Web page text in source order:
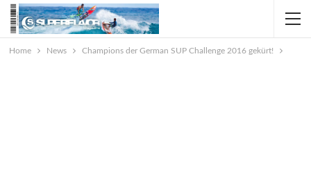
Home News Champions der German SUP Challenge 2016 gekürt!